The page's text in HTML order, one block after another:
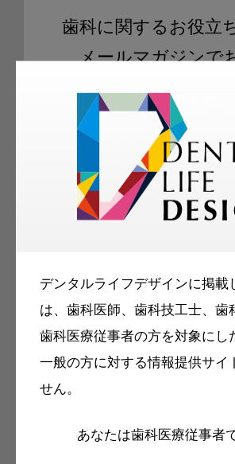
デンタルライフデザインに掲載
は、歯科医師、歯科技工士、歯
歯科医療従事者の方を対象にし
一般の方に対する情報提供サイ
せん。
あなたは歯科医療従事者
歯科に関するお役立
メールマガジンで
ご登録いただいた職種（歯
科衛生士、歯科技工士）に
容のメールマガジンをお届
メリット